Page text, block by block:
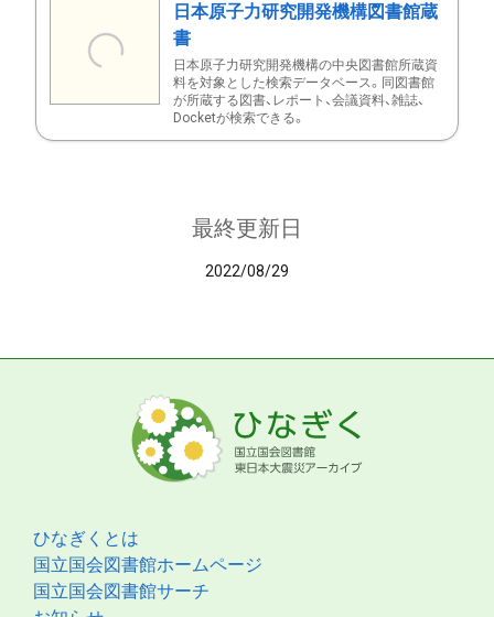
日本原子力研究開発機構図書館蔵
書
日本原子力研究開発機構の中央図書館所蔵資
料を対象とした検索データベース。同図書館
が所蔵する図書、レポート、会議資料、雑誌、
Docketが検索できる。
最終更新日
2022/08/29
ひなぎくとは
国立国会図書館ホームページ
国立国会図書館サーチ